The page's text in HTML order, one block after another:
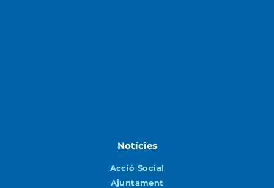
Notícies
Acció Social
Ajuntament